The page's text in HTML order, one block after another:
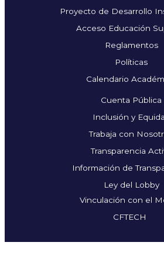
Proyecto de Desarrollo
Acceso Educación
Reglamentos
Políticas
Calendario
Cuenta Pública
Inclusión y
Trabaja con
Transparencia
Información de
Ley del Lobby
Vinculación con el
CFTECH